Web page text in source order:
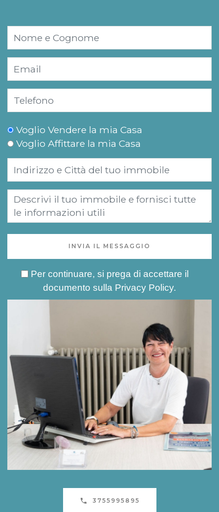
Voglio Vendere la mia Casa
Voglio Affittare la mia Casa
INVIA IL MESSAGGIO
Per continuare, si prega di accettare il
documento sulla Privacy Policy.
3755995895